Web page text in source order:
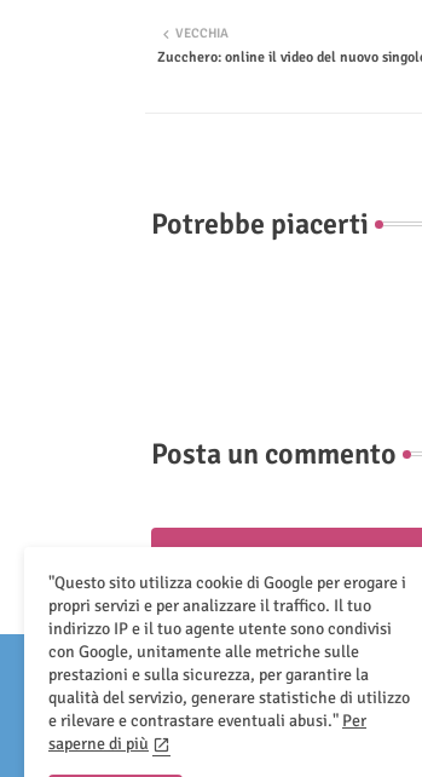
VECCHIA
Zucchero: online il video del nuovo
Potrebbe piacerti
Posta un commento
"Questo sito utilizza cookie di Google per erogare i
propri servizi e per analizzare il traffico. Il tuo
indirizzo IP e il tuo agente utente sono condivisi
con Google, unitamente alle metriche sulle
prestazioni e sulla sicurezza, per garantire la
qualità del servizio, generare statistiche di utilizzo
e rilevare e contrastare eventuali abusi." Per
saperne di più